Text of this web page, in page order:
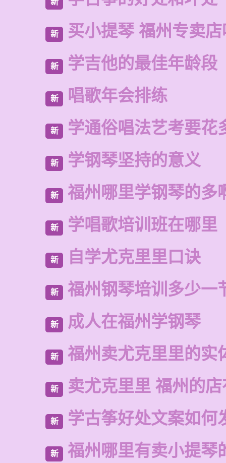
新
新 买小提琴 福州专卖
新 学吉他的最佳年龄段
新 唱歌年会排练
新 学通俗唱法艺考要花
新 学钢琴坚持的意义
新 福州哪里学钢琴的多
新 学唱歌培训班在哪里
新 自学尤克里里口诀
新 福州钢琴培训多少一
新 成人在福州学钢琴
新 福州卖尤克里里的实
新 卖尤克里里 福州的
新 学古筝好处文案如何
新 福州哪里有卖小提琴